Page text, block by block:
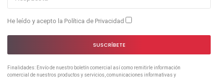
He leído y acepto la Política de Privacidad
SUSCRÍBETE
Finalidades: Envío de nuestro boletín comercial así como remitirle información
comercial de nuestros productos y servicios, comunicaciones informativas y